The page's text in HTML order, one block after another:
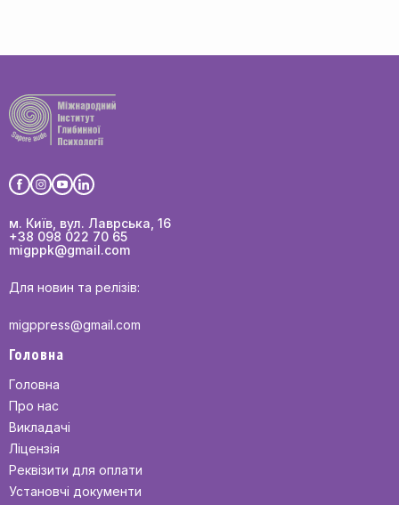
м. Київ, вул. Лаврська, 16
+38 098 022 70 65
migppk@gmail.com
Для новин та релізів:
migppress@gmail.com
Головна
Головна
Про нас
Викладачі
Ліцензія
Реквізити для оплати
Установчі документи